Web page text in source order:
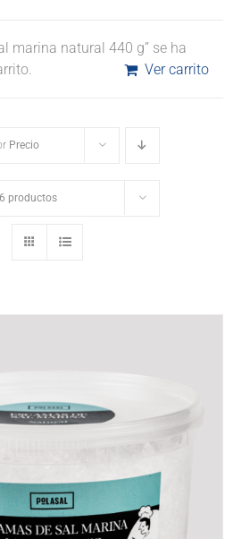
marina natural 440 g” se ha
Ver carrito
Precio
productos